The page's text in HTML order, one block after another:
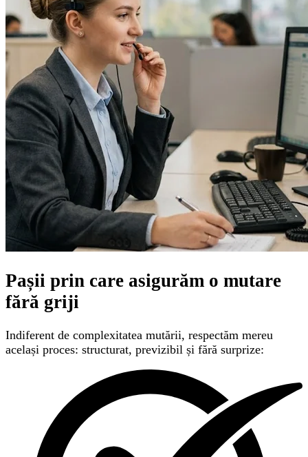
Pașii prin care asigurăm o mutare
fără griji
Indiferent de complexitatea mutării, respectăm mereu
același proces: structurat, previzibil și fără surprize: